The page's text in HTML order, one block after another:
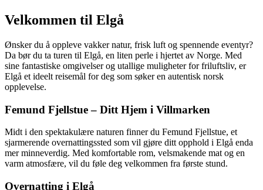
Velkommen til Elgå
Ønsker du å oppleve vakker natur, frisk luft og spennende eventyr?
Da bør du ta turen til Elgå, en liten perle i hjertet av Norge. Med
sine fantastiske omgivelser og utallige muligheter for friluftsliv, er
Elgå et ideelt reisemål for deg som søker en autentisk norsk
opplevelse.
Femund Fjellstue – Ditt Hjem i Villmarken
Midt i den spektakulære naturen finner du Femund Fjellstue, et
sjarmerende overnattingssted som vil gjøre ditt opphold i Elgå enda
mer minneverdig. Med komfortable rom, velsmakende mat og en
varm atmosfære, vil du føle deg velkommen fra første stund.
Overnatting i Elgå